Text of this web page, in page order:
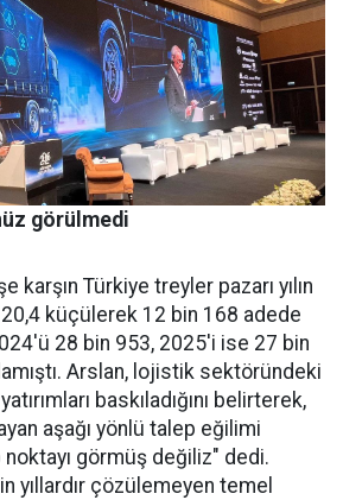
görülmedi
karşın Türkiye treyler pazarı yılın
20,4 küçülerek 12 bin 168 adede
28 bin 953, 2025'i ise 27 bin
Arslan, lojistik sektöründeki
baskıladığını belirterek,
aşağı yönlü talep eğilimi
görmüş değiliz" dedi.
yıllardır çözüle­meyen temel